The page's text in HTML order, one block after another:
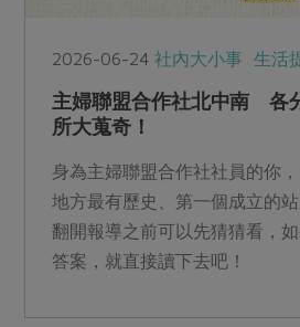
2026-06-24社內大小事 生活
主婦聯盟合作社北中南 各
所大蒐奇！
身為主婦聯盟合作社社員的你
地方最有歷史、第一個成立的
翻開報導之前可以先猜猜看，
答案，就直接讀下去吧！